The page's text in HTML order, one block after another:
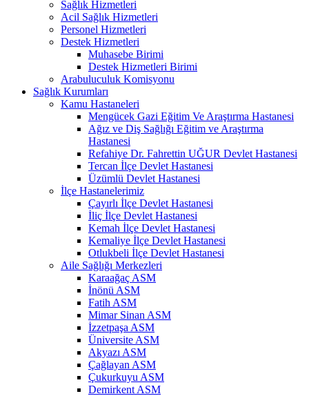
Sağlık Hizmetleri
Acil Sağlık Hizmetleri
Personel Hizmetleri
Destek Hizmetleri
Muhasebe Birimi
Destek Hizmetleri Birimi
Arabuluculuk Komisyonu
Sağlık Kurumları
Kamu Hastaneleri
Mengücek Gazi Eğitim Ve Araştırma Hastanesi
Ağız ve Diş Sağlığı Eğitim ve Araştırma
Hastanesi
Refahiye Dr. Fahrettin UĞUR Devlet Hastanesi
Tercan İlçe Devlet Hastanesi
Üzümlü Devlet Hastanesi
İlçe Hastanelerimiz
Çayırlı İlçe Devlet Hastanesi
İliç İlçe Devlet Hastanesi
Kemah İlçe Devlet Hastanesi
Kemaliye İlçe Devlet Hastanesi
Otlukbeli İlçe Devlet Hastanesi
Aile Sağlığı Merkezleri
Karaağaç ASM
İnönü ASM
Fatih ASM
Mimar Sinan ASM
İzzetpaşa ASM
Üniversite ASM
Akyazı ASM
Çağlayan ASM
Çukurkuyu ASM
Demirkent ASM